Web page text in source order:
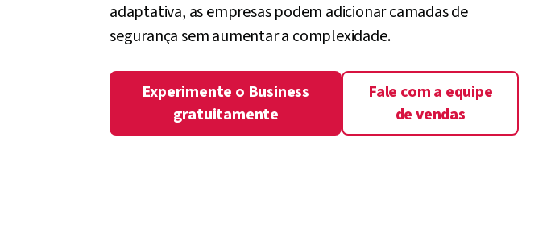
adaptativa, as empresas podem adicionar camadas de
segurança sem aumentar a complexidade.
Experimente o Business
gratuitamente
Fale com a equipe
de vendas